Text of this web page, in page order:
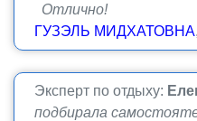
Отлично!
ГУЗЭЛЬ МИДХАТОВНА
Эксперт по отдыху:
подбирала